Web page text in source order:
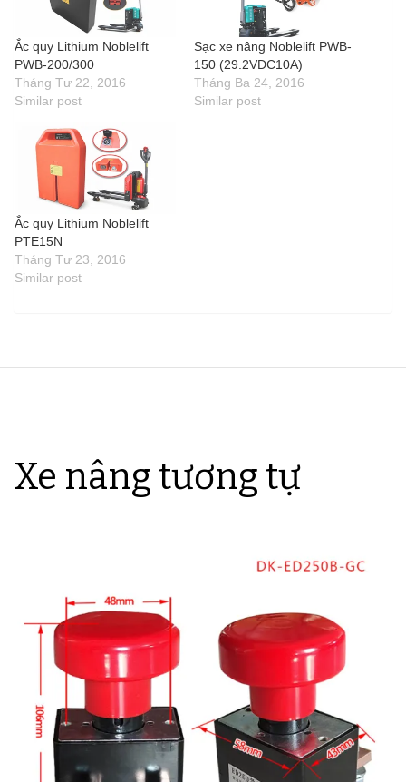
Ắc quy Lithium Noblelift
PWB-200/300
Tháng Tư 22, 2016
Similar post
Sạc xe nâng Noblelift PWB-
150 (29.2VDC10A)
Tháng Ba 24, 2016
Similar post
Ắc quy Lithium Noblelift
PTE15N
Tháng Tư 23, 2016
Similar post
Xe nâng tương tự